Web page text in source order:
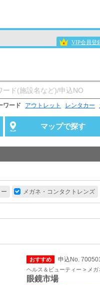
VIP会員登
ワード アウトレット レンタカー
マップで探す
メガネ・コンタクトレンズ
おすすめ 申込No.
ヘルス＆ビューティー > メ
眼鏡市場